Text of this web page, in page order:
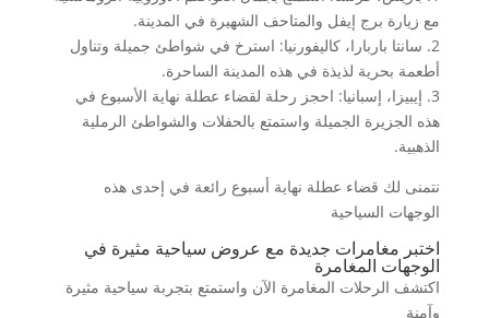
مع زيارة برج إيفل والمتاحف الشهيرة في المدينة.
2. سانتا باربارا، كاليفورنيا: استرخ في شواطئ جميلة وتناول
أطعمة بحرية لذيذة في هذه المدينة الساحرة.
3. إيبيزا، إسبانيا: احجز رحلة لقضاء عطلة نهاية الأسبوع في
هذه الجزيرة الجميلة واستمتع بالحفلات والشواطئ الرملية
الذهبية.
نتمنى لك قضاء عطلة نهاية أسبوع رائعة في إحدى هذه
الوجهات السياحية
اختبر مغامرات جديدة مع عروض سياحية مثيرة في
الوجهات المغامرة
اكتشف الرحلات المغامرة الآن واستمتع بتجربة سياحية مثيرة
وآمنة